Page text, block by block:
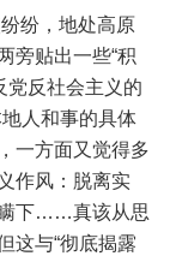
纷，地处高原
旁贴出一些“积
党反社会主义的
人和事的具体
一方面又觉得多
作风：脱离实
瞒下……真该从思
这与“彻底揭露